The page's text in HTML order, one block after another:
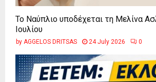
Το Ναύπλιο υποδέχεται τη Μελίνα
Ιουλίου
by AGGELOS DRITSAS 24 July 2026 0